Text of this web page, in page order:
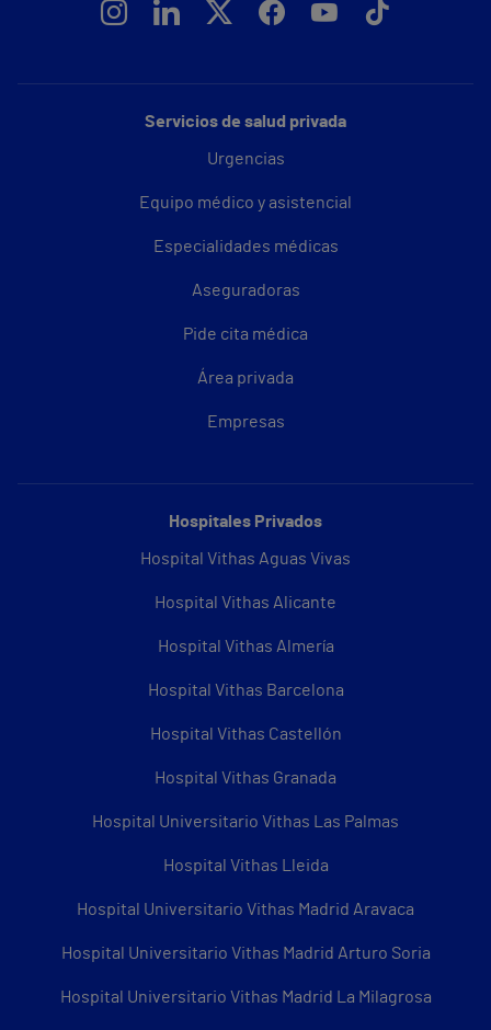
Servicios de salud privada
Urgencias
Equipo médico y asistencial
Especialidades médicas
Aseguradoras
Pide cita médica
Área privada
Empresas
Hospitales Privados
Hospital Vithas Aguas Vivas
Hospital Vithas Alicante
Hospital Vithas Almería
Hospital Vithas Barcelona
Hospital Vithas Castellón
Hospital Vithas Granada
Hospital Universitario Vithas Las Palmas
Hospital Vithas Lleida
Hospital Universitario Vithas Madrid Aravaca
Hospital Universitario Vithas Madrid Arturo Soria
Hospital Universitario Vithas Madrid La Milagrosa